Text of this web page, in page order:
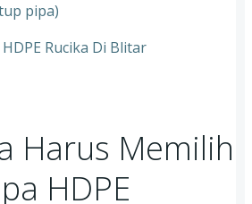
pipa)
Rucika Di Blitar
Harus Memilih
HDPE